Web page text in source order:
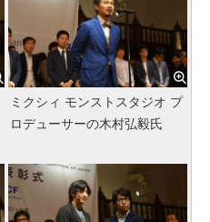
ミクシィ モンストスタジオ プ
ロデューサーの木村弘毅氏